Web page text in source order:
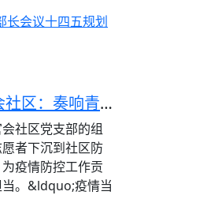
长会议十四五规划
新明楼街道办三官会社区：奏响青春的“集结号”，筑牢生命的“安全防线”
社区党支部的组
者下沉到社区防
疫情防控工作贡
。&ldquo;疫情当